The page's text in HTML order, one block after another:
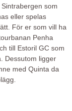
som
eller spelas
För er som vill ha
Penha
till Estoril GC som
Dessutom ligger
med Quinta da